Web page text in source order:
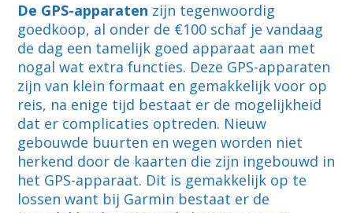
De GPS-apparaten zijn tegenwoordig
goedkoop, al onder de €100 schaf je vandaag
de dag een tamelijk goed apparaat aan met
nogal wat extra functies. Deze GPS-apparaten
zijn van klein formaat en gemakkelijk voor op
reis, na enige tijd bestaat er de mogelijkheid
dat er complicaties optreden. Nieuw
gebouwde buurten en wegen worden niet
herkend door de kaarten die zijn ingebouwd in
het GPS-apparaat. Dit is gemakkelijk op te
lossen want bij Garmin bestaat er de